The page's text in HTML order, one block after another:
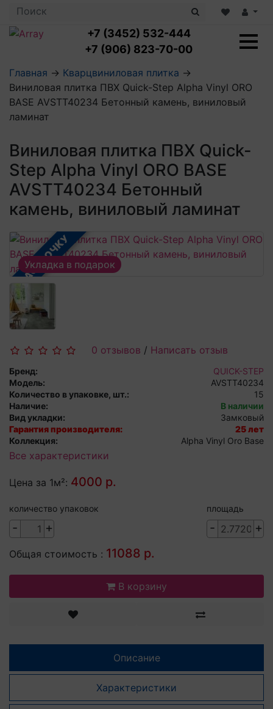
+7 (3452) 532-444
+7 (906) 823-70-00
Ламинат с укладкой
Посмотреть все категории
LOC FLOOR PLUS
LOC FLOOR ARCTIC
Посмотреть все категории
Кварцвиниловая плитка с укладкой
Клеевая кварцвиниловая плитка
Виниловый ламинат
Кварцвинил SPC OASIS
Посмотреть все категории
Плинтус
Профили для ступеней
Подложка
Пороги
Посмотреть все категории
Аксессуары для стеновых панелей
Главная → Кварцвиниловая плитка →
Виниловая плитка ПВХ Quick-Step Alpha Vinyl ORO
BASE AVSTT40234 Бетонный камень, виниловый
ламинат
Виниловая плитка ПВХ Quick-
Step Alpha Vinyl ORO BASE
AVSTT40234 Бетонный
камень, виниловый ламинат
В РАССРОЧКУ
Укладка в подарок
0 отзывов / Написать отзыв
Бренд:
QUICK-STEP
Модель:
AVSTT40234
Количество в упаковке, шт.:
15
Наличие:
В наличии
Вид укладки:
Замковый
Гарантия производителя:
25 лет
Коллекция:
Alpha Vinyl Oro Base
Все характеристики
Цена за 1м²: 4000 р.
количество упаковок
- +
площадь
- +
Общая стоимость : 11088 р.
В корзину
Описание
Характеристики